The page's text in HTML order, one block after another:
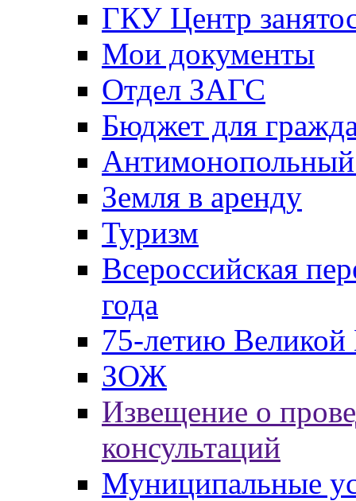
ГКУ Центр
Мои документы
Отдел ЗАГС
Бюджет для
Антимонопольный
Земля в аренду
Туризм
Всероссийская
года
75-летию
ЗОЖ
Извещение о
консультаций
Муниципальные